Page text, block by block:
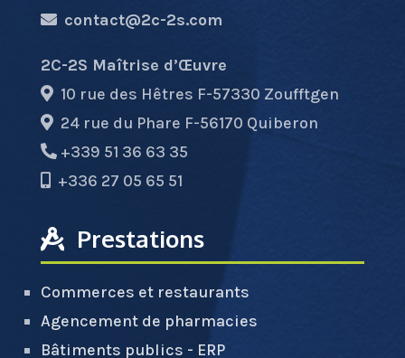
contact@2c-2s.com
2C-2S Maîtrise d’Œuvre
10 rue des Hêtres F-57330 Zoufftgen
24 rue du Phare F-56170 Quiberon
+339 51 36 63 35
+336 27 05 65 51
Prestations
Commerces et restaurants
Agencement de pharmacies
Bâtiments publics - ERP